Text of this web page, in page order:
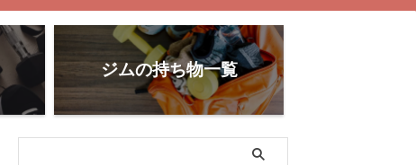
ジムの持ち物一覧